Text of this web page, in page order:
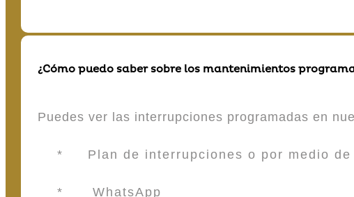
¿Cómo puedo saber sobre los mantenimientos
Puedes ver las interrupciones programadas en
* Plan de interrupciones o por medio de
* WhatsApp